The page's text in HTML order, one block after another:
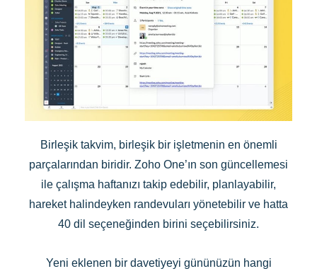
Birleşik takvim, birleşik bir işletmenin en önemli
parçalarından biridir. Zoho One’ın son güncellemesi
ile çalışma haftanızı takip edebilir, planlayabilir,
hareket halindeyken randevuları yönetebilir ve hatta
40 dil seçeneğinden birini seçebilirsiniz.
Yeni eklenen bir davetiyeyi gününüzün hangi